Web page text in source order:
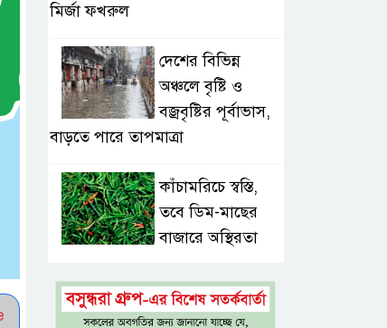
মির্জা ফখরুল
দেশের বিভিন্ন
অঞ্চলে বৃষ্টি ও
বজ্রবৃষ্টির পূর্বাভাস,
বাড়তে পারে তাপমাত্রা
কাঁচামরিচে স্বস্তি,
তবে ডিম-মাছের
বাজারে অস্থিরতা
সড়কে একদিনে প্রাণ
গেল ১৬ জনের,